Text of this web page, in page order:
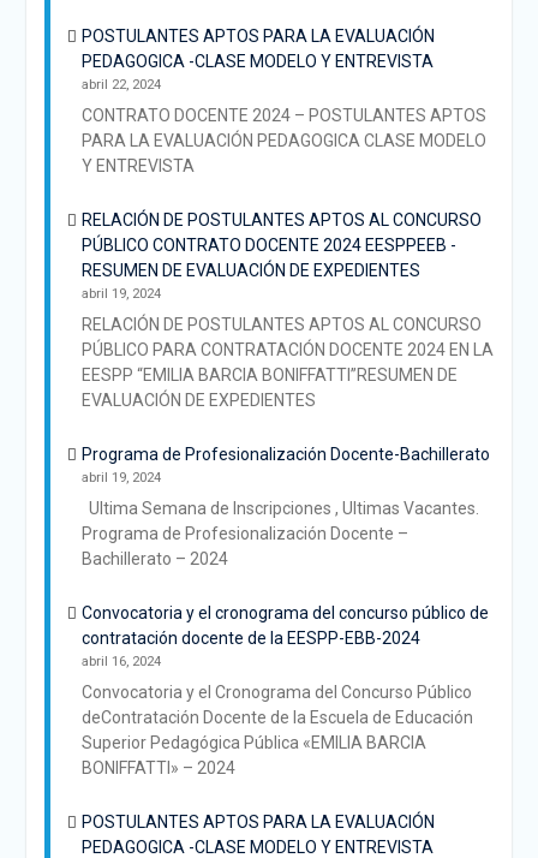
POSTULANTES APTOS PARA LA EVALUACIÓN
PEDAGOGICA -CLASE MODELO Y ENTREVISTA
abril 22, 2024
CONTRATO DOCENTE 2024 – POSTULANTES APTOS
PARA LA EVALUACIÓN PEDAGOGICA CLASE MODELO
Y ENTREVISTA
RELACIÓN DE POSTULANTES APTOS AL CONCURSO
PÚBLICO CONTRATO DOCENTE 2024 EESPPEEB -
RESUMEN DE EVALUACIÓN DE EXPEDIENTES
abril 19, 2024
RELACIÓN DE POSTULANTES APTOS AL CONCURSO
PÚBLICO PARA CONTRATACIÓN DOCENTE 2024 EN LA
EESPP “EMILIA BARCIA BONIFFATTI”RESUMEN DE
EVALUACIÓN DE EXPEDIENTES
Programa de Profesionalización Docente-Bachillerato
abril 19, 2024
Ultima Semana de Inscripciones , Ultimas Vacantes.
Programa de Profesionalización Docente –
Bachillerato – 2024
Convocatoria y el cronograma del concurso público de
contratación docente de la EESPP-EBB-2024
abril 16, 2024
Convocatoria y el Cronograma del Concurso Público
deContratación Docente de la Escuela de Educación
Superior Pedagógica Pública «EMILIA BARCIA
BONIFFATTI» – 2024
POSTULANTES APTOS PARA LA EVALUACIÓN
PEDAGOGICA -CLASE MODELO Y ENTREVISTA